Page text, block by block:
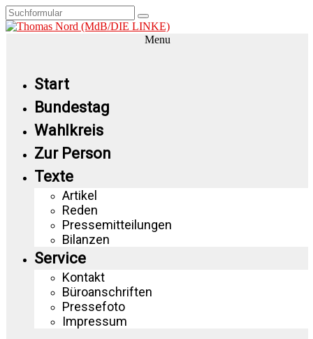
Menu
Start
Bundestag
Wahlkreis
Zur Person
Texte
Artikel
Reden
Pressemitteilungen
Bilanzen
Service
Kontakt
Büroanschriften
Pressefoto
Impressum